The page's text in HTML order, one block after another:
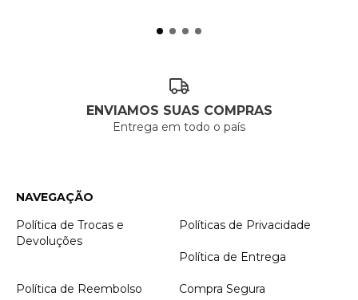
ENVIAMOS SUAS COMPRAS
Entrega em todo o país
NAVEGAÇÃO
Política de Trocas e
Devoluções
Políticas de Privacidade
Política de Entrega
Política de Reembolso Compra Segura